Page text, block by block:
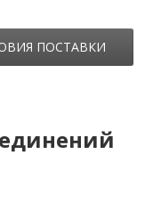
ПОСТАВКИ